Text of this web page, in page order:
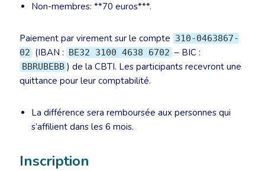
Non-membres: **70 euros***.
Paiement par virement sur le compte 310-0463867-
02 (IBAN : BE32 3100 4638 6702 – BIC :
BBRUBEBB ) de la CBTI. Les participants recevront une
quittance pour leur comptabilité.
La différence sera remboursée aux personnes qui
s’affilient dans les 6 mois.
Inscription